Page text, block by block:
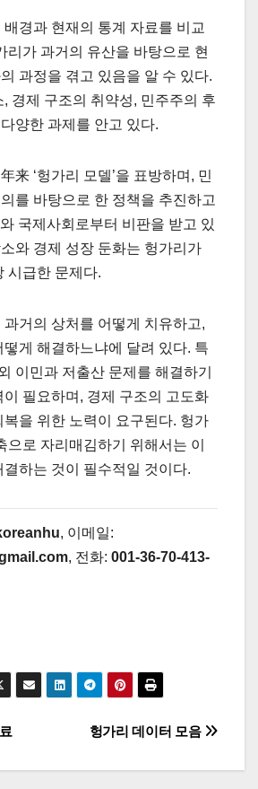
경과 현재의 통계 자료를 비교
리가 과거의 유산을 바탕으로 현
과정을 겪고 있음을 알 수 있다.
, 경제 구조의 취약성, 민주주의 후
양한 과제를 안고 있다.
来 ‘헝가리 모델’을 표방하며, 민
를 바탕으로 한 정책을 추진하고
국제사회로부터 비판을 받고 있
와 경제 성장 둔화는 헝가리가
시급한 문제다.
거의 상처를 어떻게 치유하고,
게 해결하느냐에 달려 있다. 특
이민과 저출산 문제를 해결하기
이 필요하며, 경제 구조의 고도화
복을 위한 노력이 요구된다. 헝가
으로 자리매김하기 위해서는 이
하는 것이 필수적일 것이다.
, 이메일:
, 전화: 001-36-70-413-
헝가리 데이터 모음